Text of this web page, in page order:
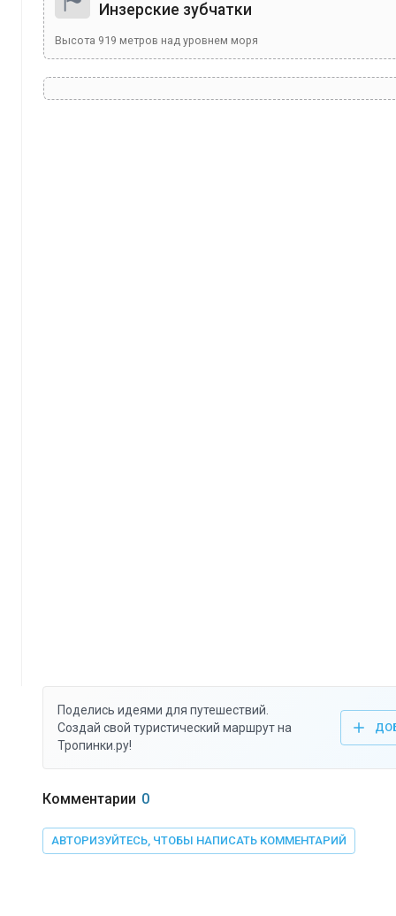
Инзерские зубчатки
Высота 919 метров над уровнем моря
Поделись идеями для путешествий.
Создай свой туристический маршрут на
Тропинки.ру!
Комментарии 0
АВТОРИЗУЙТЕСЬ, ЧТОБЫ НАПИСАТЬ КОММЕНТАРИЙ